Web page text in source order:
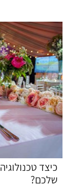
כיצד
שלכם?